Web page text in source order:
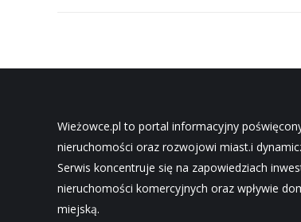
Wieżowce.pl to portal informacyjny
nieruchomości oraz rozwojowi miast.i
Serwis koncentruje się na zapowiedziach
nieruchomości komercyjnych oraz wpływie
miejską.